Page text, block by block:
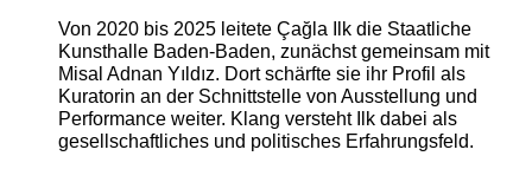
Von 2020 bis 2025 leitete Çağla Ilk die Staatliche
Kunsthalle Baden-Baden, zunächst gemeinsam mit
Misal Adnan Yıldız. Dort schärfte sie ihr Profil als
Kuratorin an der Schnittstelle von Ausstellung und
Performance weiter. Klang versteht Ilk dabei als
gesellschaftliches und politisches Erfahrungsfeld.